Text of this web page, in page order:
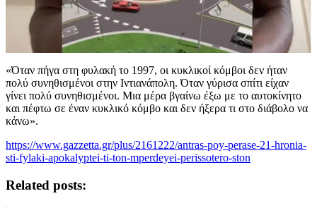
«Όταν πήγα στη φυλακή το 1997, οι κυκλικοί κόμβοι δεν ήταν
πολύ συνηθισμένοι στην Ιντιανάπολη. Όταν γύρισα σπίτι είχαν
γίνει πολύ συνηθισμένοι. Μια μέρα βγαίνω έξω με το αυτοκίνητο
και πέφτω σε έναν κυκλικό κόμβο και δεν ήξερα τι στο διάβολο να
κάνω».
https://www.gazzetta.gr/plus/2161222/antras-poy-perase-21-hronia-
sti-fylaki-apokalyptei-ti-ton-mperdeyei-perissotero-ston
Related posts: